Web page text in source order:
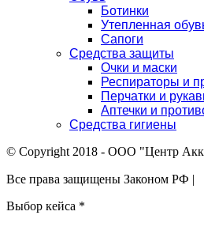
Ботинки
Утепленная
Сапоги
Средства защиты
Очки и маски
Респираторы и
Перчатки и
Аптечки и
Средства гигиены
© Copyright 2018 - ООО "Центр
Все права защищены Законом РФ |
Выбор кейса *